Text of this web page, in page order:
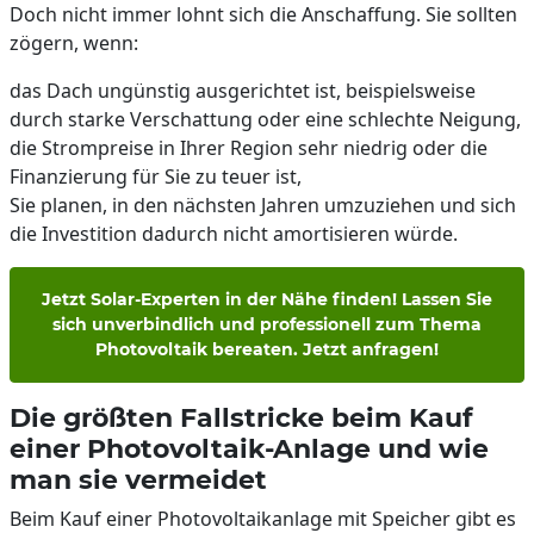
Doch nicht immer lohnt sich die Anschaffung. Sie sollten
zögern, wenn:
das Dach ungünstig ausgerichtet ist, beispielsweise
durch starke Verschattung oder eine schlechte Neigung,
die Strompreise in Ihrer Region sehr niedrig oder die
Finanzierung für Sie zu teuer ist,
Sie planen, in den nächsten Jahren umzuziehen und sich
die Investition dadurch nicht amortisieren würde.
Jetzt Solar-Experten in der Nähe finden! Lassen Sie
sich unverbindlich und professionell zum Thema
Photovoltaik bereaten. Jetzt anfragen!
Die größten Fallstricke beim Kauf
einer Photovoltaik-Anlage und wie
man sie vermeidet
Beim Kauf einer Photovoltaikanlage mit Speicher gibt es